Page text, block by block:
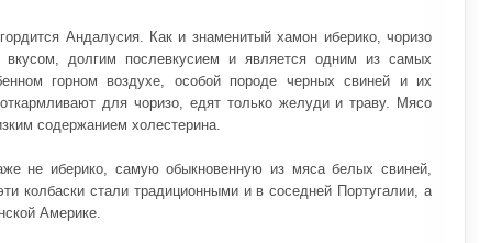
Андалусия. Как и знаменитый хамон иберико, чоризо
вкусом, долгим послевкусием и является одним из самых
горном воздухе, особой породе черных свиней и их
для чоризо, едят только желуди и траву. Мясо
содержанием холестерина.
не иберико, самую обыкновенную из мяса белых свиней,
колбаски стали традиционными и в соседней Португалии, а
Америке.